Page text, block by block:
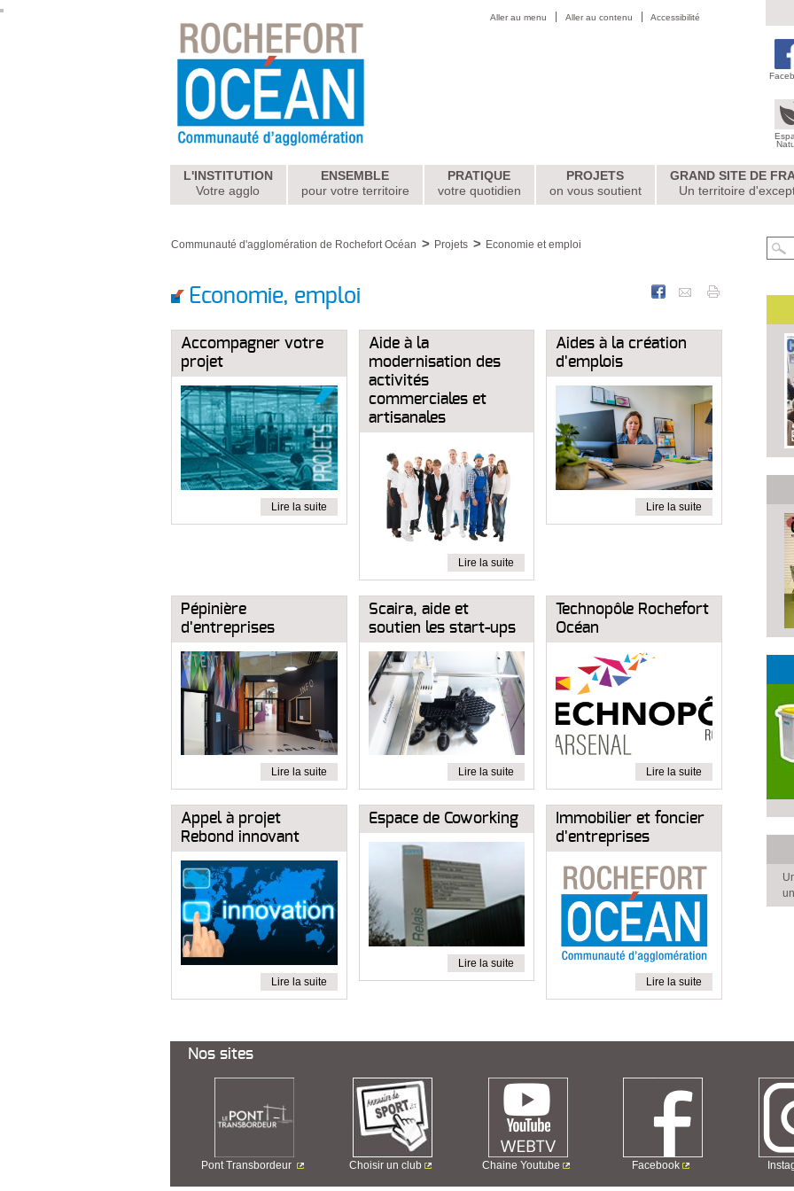
Aller au menu Aller au contenu Accessibilité
L'INSTITUTION
Votre agglo
ENSEMBLE
pour votre territoire
PRATIQUE
votre quotidien
PROJETS
on vous soutient
GRAND SITE DE
Un territoire
Communauté d'agglomération de Rochefort Océan Projets Economie et emploi
Economie, emploi
Accompagner votre
projet
Lire la suite
Aide à la
modernisation des
activités
commerciales et
artisanales
Lire la suite
Aides à la création
d'emplois
Lire la suite
Pépinière
d'entreprises
Lire la suite
Scaira, aide et
soutien les start-ups
Lire la suite
Technopôle Rochefort
Océan
Lire la suite
Appel à projet
Rebond innovant
Lire la suite
Espace de Coworking
Lire la suite
Immobilier et foncier
d'entreprises
Lire la suite
Nos sites
Pont Transbordeur Choisir un club Chaine Youtube Facebook